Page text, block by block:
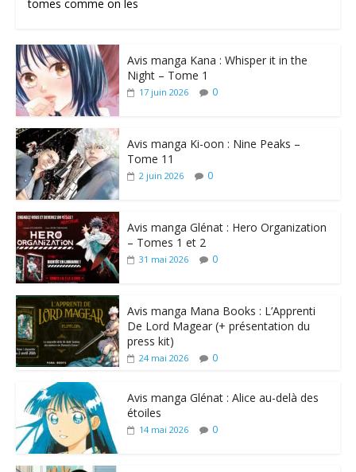
tomes comme on les
Avis manga Kana : Whisper it in the
Night – Tome 1
17 juin 2026 0
Avis manga Ki-oon : Nine Peaks –
Tome 11
2 juin 2026 0
Avis manga Glénat : Hero Organization
– Tomes 1 et 2
31 mai 2026 0
Avis manga Mana Books : L’Apprenti
De Lord Magear (+ présentation du
press kit)
24 mai 2026 0
Avis manga Glénat : Alice au-delà des
étoiles
14 mai 2026 0